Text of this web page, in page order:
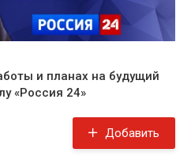
и планах на будущий
«Россия 24»
Добавить